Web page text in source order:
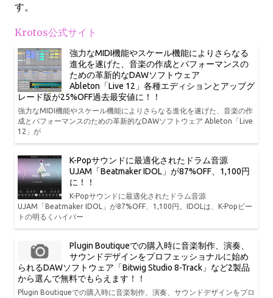
す。
Krotos公式サイト
強力なMIDI機能やスケール機能によりさらなる
進化を遂げた、音楽の作成とパフォーマンスの
ための革新的なDAWソフトウェア
Ableton「Live 12」各種エディションとアップグ
レード版が25%OFF過去最安値に！！
強力なMIDI機能やスケール機能によりさらなる進化を遂げた、音楽の作
成とパフォーマンスのための革新的なDAWソフトウェア Ableton「Live
12」が
K-Popサウンドに最適化されたドラム音源
UJAM「Beatmaker IDOL」が87%OFF、1,100円
に！！
K-Popサウンドに最適化されたドラム音源
UJAM「Beatmaker IDOL」が87%OFF、1,100円。IDOLは、K-Popビー
トの明るくハイパー
Plugin Boutiqueでの購入時に音楽制作、演奏、
サウンドデザインをプロフェッショナルに始め
られるDAWソフトウェア「Bitwig Studio 8-Track」など2製品
から選んで無料でもらえます！！
Plugin Boutiqueでの購入時に音楽制作、演奏、サウンドデザインをプロ